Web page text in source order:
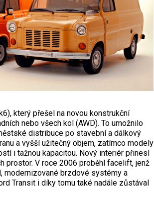
který přešel na novou konstrukční
nebo všech kol (AWD). To umožnilo
distribuce po stavební a dálkový
a vyšší užitečný objem, zatímco modely
i tažnou kapacitou. Nový interiér přinesl
prostor. V roce 2006 proběhl facelift, jenž
modernizované brzdové systémy a
Transit i díky tomu také nadále zůstával